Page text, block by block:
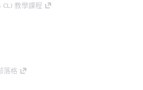
CLI 教學課程
落格